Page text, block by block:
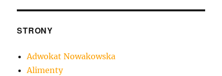
STRONY
Adwokat Nowakowska
Alimenty